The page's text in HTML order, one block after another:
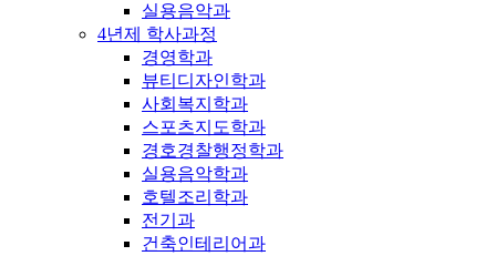
실용음악과
4년제 학사과정
경영학과
뷰티디자인학과
사회복지학과
스포츠지도학과
경호경찰행정학과
실용음악학과
호텔조리학과
전기과
건축인테리어과